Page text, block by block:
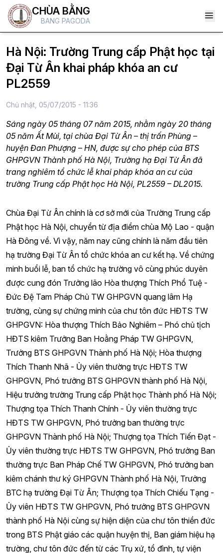
CHÙA BẰNG
BANG PAGODA
Hà Nội: Trường Trung cấp Phật học tại
Đại Từ Ân khai pháp khóa an cư
PL2559
Chủ nhật, 05/07/2015 - 11:36
Sáng ngày 05 tháng 07 năm 2015, nhằm ngày 20 tháng
05 năm Ất Mùi, tại chùa Đại Từ Ân – thị trấn Phùng –
huyện Đan Phượng – HN, được sự cho phép của BTS
GHPGVN Thành phố Hà Nội, Trường hạ Đại Từ Ân đã
trang nghiêm tổ chức lễ khai pháp khóa an cư của
trường Trung cấp Phật học Hà Nội, PL2559 – DL2015.
Chùa Đại Từ Ân chính là cơ sở mới của Trường Trung cấp
Phật học Hà Nội, chuyển từ địa điểm chùa Mộ Lao - quận
Hà Đông về. Vì vậy, năm nay cũng chính là năm đầu tiên
hạ trường Đại Từ Ân tổ chức khóa an cư kết hạ. Về chứng
minh buổi lễ, ban tổ chức hạ trường vô cùng phúc duyên
được cung đón Trưởng lão Hòa thượng Thích Phổ Tuệ -
Đức Đệ Tam Pháp Chủ TW GHPGVN quang lâm Hạ
trường, cùng sự chứng minh của chư tôn đức HĐTS TW
GHPGVN: Hòa thượng Thích Bảo Nghiêm – Phó chủ tịch
HĐTS kiêm Trưởng Ban Hoằng Pháp TW GHPGVN,
Trưởng BTS GHPGVN Thành phố Hà Nội; Hòa thượng
Thích Thanh Nhã - Ủy viên thường trực HĐTS TW
GHPGVN, Phó trưởng BTS GHPGVN thành phố Hà Nội,
Hiệu trưởng trường Trung cấp Phật học Thành phố Hà Nội;
Thượng tọa Thích Thanh Chính - Ủy viên thường trực
HĐTS TW GHPGVN, Phó trưởng ban thường trực
GHPGVN Thành phố Hà Nội; Thượng tọa Thích Tiến Đạt -
Ủy viên thường trực HĐTS TW GHPGVN, Phó trưởng Ban
thường trực Ban Pháp Chế TW GHPGVN, Phó trưởng ban
kiêm chánh thư ký GHPGVN Thành phố Hà Nội, Trưởng
BTC hạ trường Đại Từ Ân; Thượng tọa Thích Chiếu Tạng -
Ủy viên HĐTS TW GHPGVN, Phó trưởng BTS GHPGVN
thành phố Hà Nội cùng sự hiện diện của chư tôn thiền đức
trong BTS Phật giáo các quận huyện thị, Ban giám hiệu hạ
trường, chư tôn đức đến từ các Trụ xứ, tổ đình, tự viện